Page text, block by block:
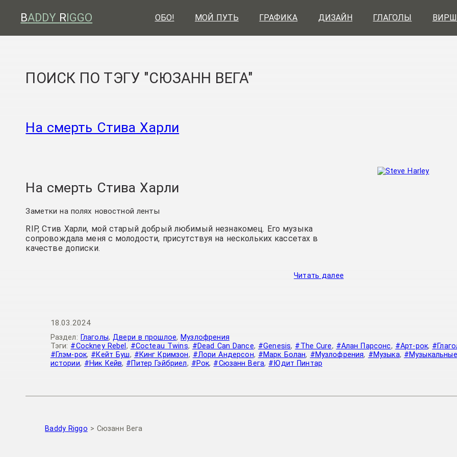
BADDY RIGGO ОБО! МОЙ ПУТЬ ГРАФИКА ДИЗАЙН ГЛАГОЛЫ
ПОИСК ПО ТЭГУ "СЮЗАНН ВЕГА"
На смерть Стива Харли
На смерть Стива Харли
Заметки на полях новостной ленты
RIP, Стив Харли, мой старый добрый любимый незнакомец. Его музыка
сопровождала меня с молодости, присутствуя на нескольких кассетах в
качестве дописки.
Читать далее
18.03.2024
Раздел: Глаголы,Двери в прошлое, Музлофрения
Тэги: #Cockney Rebel , #Cocteau Twins, #Dead Can Dance, #Genesis, #The Cure, #Алан Парсонс, #Арт-рок,
#Глэм-рок, #Кейт Буш, #Кинг Кримзон, #Лори Андерсон, #Марк Болан, #Музлофрения, #Музыка, #Музыкальные
истории, #Ник Кейв, #Питер Гэйбриел, #Рок, #Сюзанн Вега, #Юдит Пинтар
Baddy Riggo > Сюзанн Вега